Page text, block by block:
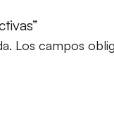
Los campos